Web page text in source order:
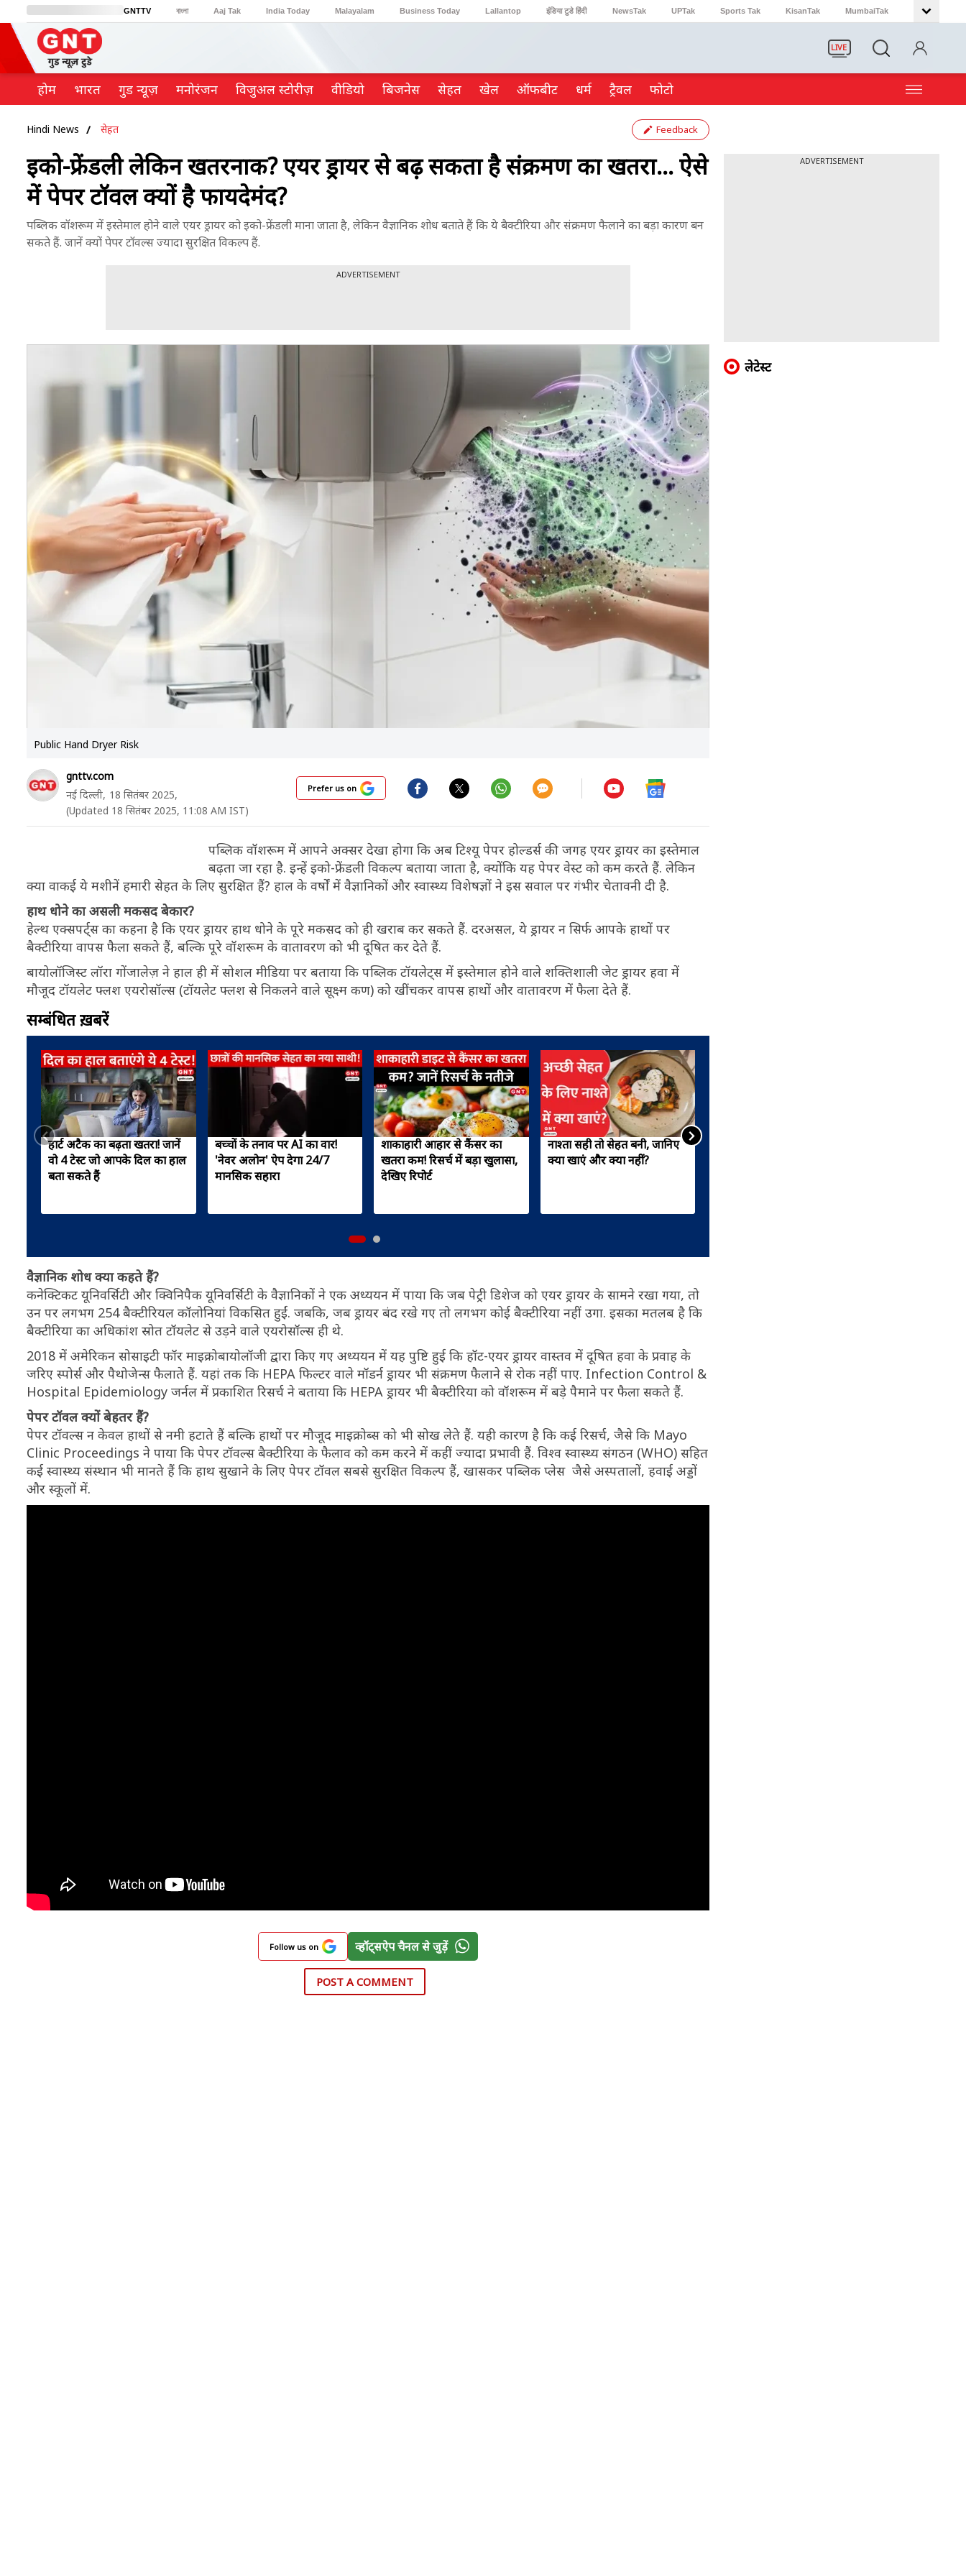
GNTTV বাংলা Aaj Tak India Today Malayalam Business Today Lallantop इंडिया टुडे हिंदी NewsTak UPTak Sports Tak KisanTak MumbaiTak
BT Bazaar Cosmopolitan
LIVE
होम भारत गुड न्यूज़ मनोरंजन विजुअल स्टोरीज़ वीडियो ब‍िजनेस सेहत खेल ऑफबीट धर्म ट्रैवल फोटो
Hindi News सेहत Feedback
इको-फ्रेंडली लेकिन खतरनाक? एयर ड्रायर से बढ़ सकता है संक्रमण का खतरा... ऐसे
में पेपर टॉवल क्यों है फायदेमंद?
पब्लिक वॉशरूम में इस्तेमाल होने वाले एयर ड्रायर को इको-फ्रेंडली माना जाता है, लेकिन वैज्ञानिक शोध बताते हैं कि ये बैक्टीरिया और संक्रमण फैलाने का बड़ा कारण बन
सकते हैं. जानें क्यों पेपर टॉवल्स ज्यादा सुरक्षित विकल्प हैं.
ADVERTISEMENT
Public Hand Dryer Risk
gnttv.com
नई दिल्ली, 18 सितंबर 2025,
(Updated 18 सितंबर 2025, 11:08 AM IST)
Prefer us on
पब्लिक वॉशरूम में आपने अक्सर देखा होगा कि अब टिश्यू पेपर होल्डर्स की जगह एयर ड्रायर का इस्तेमाल
बढ़ता जा रहा है. इन्हें इको-फ्रेंडली विकल्प बताया जाता है, क्योंकि यह पेपर वेस्ट को कम करते हैं. लेकिन
क्या वाकई ये मशीनें हमारी सेहत के लिए सुरक्षित हैं? हाल के वर्षों में वैज्ञानिकों और स्वास्थ्य विशेषज्ञों ने इस सवाल पर गंभीर चेतावनी दी है.
हाथ धोने का असली मकसद बेकार?
हेल्थ एक्सपर्ट्स का कहना है कि एयर ड्रायर हाथ धोने के पूरे मकसद को ही खराब कर सकते हैं. दरअसल, ये ड्रायर न सिर्फ आपके हाथों पर
बैक्टीरिया वापस फैला सकते हैं, बल्कि पूरे वॉशरूम के वातावरण को भी दूषित कर देते हैं.
बायोलॉजिस्ट लॉरा गोंजालेज़ ने हाल ही में सोशल मीडिया पर बताया कि पब्लिक टॉयलेट्स में इस्तेमाल होने वाले शक्तिशाली जेट ड्रायर हवा में
मौजूद टॉयलेट फ्लश एयरोसॉल्स (टॉयलेट फ्लश से निकलने वाले सूक्ष्म कण) को खींचकर वापस हाथों और वातावरण में फैला देते हैं.
सम्बंधित ख़बरें
हार्ट अटैक का बढ़ता खतरा! जानें
वो 4 टेस्ट जो आपके दिल का हाल
बता सकते हैं
बच्चों के तनाव पर AI का वार!
'नेवर अलोन' ऐप देगा 24/7
मानसिक सहारा
शाकाहारी आहार से कैंसर का
खतरा कम! रिसर्च में बड़ा खुलासा,
देखिए रिपोर्ट
नाश्ता सही तो सेहत बनी, जानिए
क्या खाएं और क्या नहीं?
वैज्ञानिक शोध क्या कहते हैं?
कनेक्टिकट यूनिवर्सिटी और क्विनिपैक यूनिवर्सिटी के वैज्ञानिकों ने एक अध्ययन में पाया कि जब पेट्री डिशेज को एयर ड्रायर के सामने रखा गया, तो
उन पर लगभग 254 बैक्टीरियल कॉलोनियां विकसित हुईं. जबकि, जब ड्रायर बंद रखे गए तो लगभग कोई बैक्टीरिया नहीं उगा. इसका मतलब है कि
बैक्टीरिया का अधिकांश स्रोत टॉयलेट से उड़ने वाले एयरोसॉल्स ही थे.
2018 में अमेरिकन सोसाइटी फॉर माइक्रोबायोलॉजी द्वारा किए गए अध्ययन में यह पुष्टि हुई कि हॉट-एयर ड्रायर वास्तव में दूषित हवा के प्रवाह के
जरिए स्पोर्स और पैथोजेन्स फैलाते हैं. यहां तक कि HEPA फिल्टर वाले मॉडर्न ड्रायर भी संक्रमण फैलाने से रोक नहीं पाए. Infection Control &
Hospital Epidemiology जर्नल में प्रकाशित रिसर्च ने बताया कि HEPA ड्रायर भी बैक्टीरिया को वॉशरूम में बड़े पैमाने पर फैला सकते हैं.
पेपर टॉवल क्यों बेहतर हैं?
पेपर टॉवल्स न केवल हाथों से नमी हटाते हैं बल्कि हाथों पर मौजूद माइक्रोब्स को भी सोख लेते हैं. यही कारण है कि कई रिसर्च, जैसे कि Mayo
Clinic Proceedings ने पाया कि पेपर टॉवल्स बैक्टीरिया के फैलाव को कम करने में कहीं ज्यादा प्रभावी हैं. विश्व स्वास्थ्य संगठन (WHO) सहित
कई स्वास्थ्य संस्थान भी मानते हैं कि हाथ सुखाने के लिए पेपर टॉवल सबसे सुरक्षित विकल्प हैं, खासकर पब्लिक प्लेस जैसे अस्पतालों, हवाई अड्डों
और स्कूलों में.
Follow us on व्हॉट्सऐप चैनल से जुड़ें
POST A COMMENT
ADVERTISEMENT
लेटेस्ट